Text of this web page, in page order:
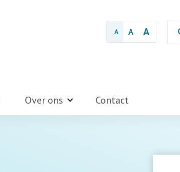
A A A
Over ons Contact